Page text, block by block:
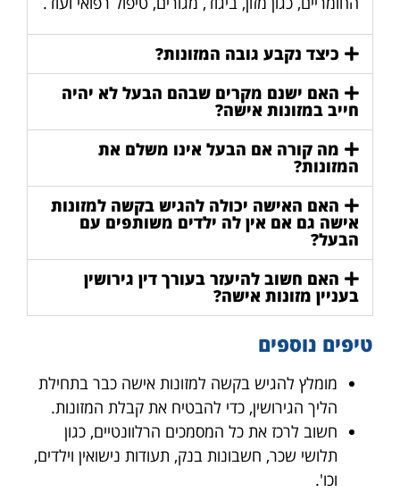
כיצד נקבע גובה המזונות?
האם ישנם מקרים שבהם הבעל לא יהיה
חייב במזונות אישה?
מה קורה אם הבעל אינו משלם את
המזונות?
האם האישה יכולה להגיש בקשה למזונות
אישה גם אם אין לה ילדים משותפים עם
הבעל?
האם חשוב להיעזר בעורך דין גירושין
בעניין מזונות אישה?
טיפים נוספים
מומלץ להגיש בקשה למזונות אישה כבר בתחילת
הליך הגירושין, כדי להבטיח את קבלת המזונות.
חשוב לרכז את כל המסמכים הרלוונטיים, כגון
תלושי שכר, חשבונות בנק, תעודות נישואין וילדים,
וכו'.